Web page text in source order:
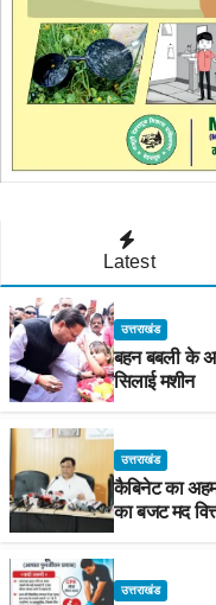
Latest
उत्तराखंड
बहन बबली के
सिलाई मशीन
उत्तराखंड
कैबिनेट का
का बजट मद
उत्तराखंड